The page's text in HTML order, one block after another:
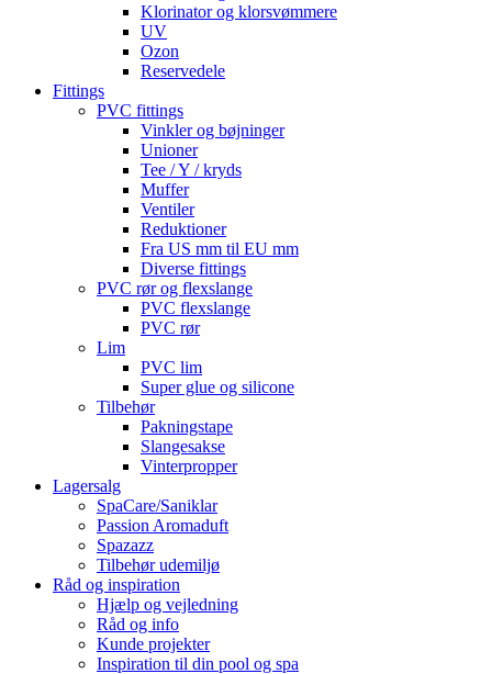
Klorinator og klorsvømmere
UV
Ozon
Reservedele
Fittings
PVC fittings
Vinkler og bøjninger
Unioner
Tee / Y / kryds
Muffer
Ventiler
Reduktioner
Fra US mm til EU mm
Diverse fittings
PVC rør og flexslange
PVC flexslange
PVC rør
Lim
PVC lim
Super glue og silicone
Tilbehør
Pakningstape
Slangesakse
Vinterpropper
Lagersalg
SpaCare/Saniklar
Passion Aromaduft
Spazazz
Tilbehør udemiljø
Råd og inspiration
Hjælp og vejledning
Råd og info
Kunde projekter
Inspiration til din pool og spa